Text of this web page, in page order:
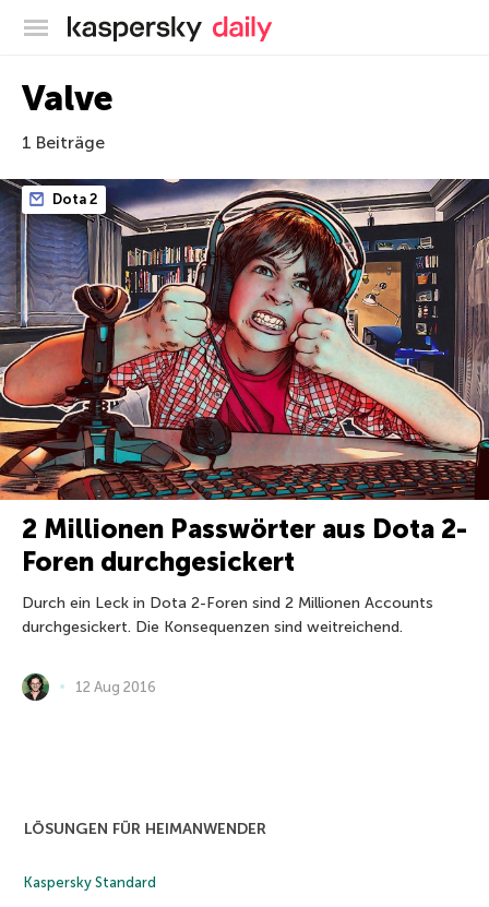
Offizieller Blog von Kaspersky
Valve
1 Beiträge
Dota 2
2 Millionen Passwörter aus Dota 2-
Foren durchgesickert
Durch ein Leck in Dota 2-Foren sind 2 Millionen Accounts
durchgesickert. Die Konsequenzen sind weitreichend.
12 Aug 2016
LÖSUNGEN FÜR HEIMANWENDER
Kaspersky Standard